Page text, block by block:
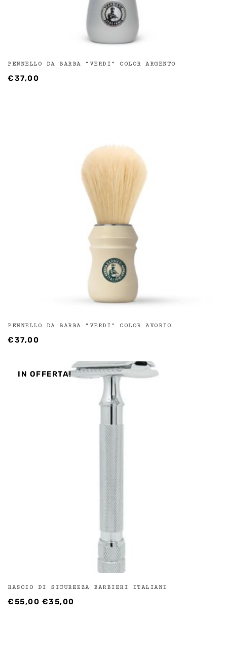
PENNELLO DA BARBA “VERDI” COLOR ARGENTO
€37,00
PENNELLO DA BARBA “VERDI” COLOR AVORIO
€37,00
IN OFFERTA!
RASOIO DI SICUREZZA BARBIERI ITALIANI
€55,00 IL
€35,00